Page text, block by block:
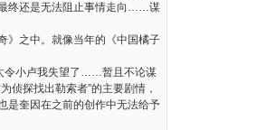
终还是无法阻止事情走向 ……谋
》之中。就像当年的《中国橘子
小卢我失望了 ……暂且不论谋
侦探找出勒索者”的主要剧情，
是奎因在之前的创作中无法给予